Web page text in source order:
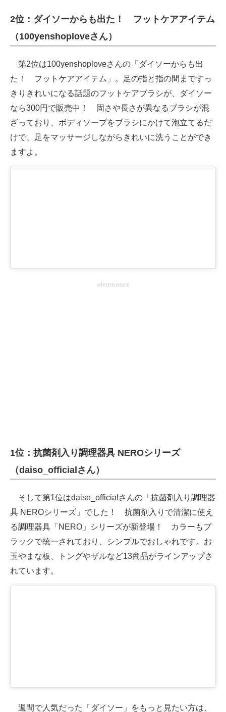
2位：ダイソーからも出た！ フットケアアイテム
（100yenshoploveさん）
第2位は100yenshoploveさんの「ダイソーからも出
た！ フットケアアイテム」。足の指と指の間まですっ
きりきれいになる話題のフットケアブラシが、ダイソー
なら300円で販売中！ 固さや長さが異なるブラシが混
ざっており、ボディソープをブラシにかけて泡立てるだ
けで、足をマッサージしながらきれいに洗うことができ
ますよ。
advertisement
1位：抗菌剤入り調理器具 NEROシリーズ
（daiso_officialさん）
そして第1位はdaiso_officialさんの「抗菌剤入り調理器
具 NEROシリーズ」でした！ 抗菌剤入りで清潔に使え
る調理器具「NERO」シリーズが新登場！ カラーもブ
ラックで統一されており、シンプルでおしゃれです。お
玉やまな板、トングやザルなど13商品がラインアップさ
れています。
週間で人気だった「ダイソー」をもっと見たい方は、